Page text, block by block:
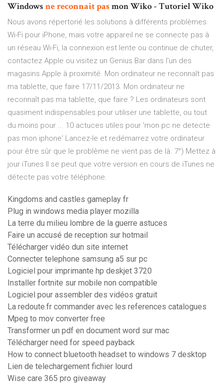
Windows nereconnaitpasmon Wiko - Tutoriel Wiko
Nous avons répertorié les solutions à différents problèmes
Wi-Fi pour iPhone, mais votre appareil ne se connecte pas à
un réseau Wi-Fi, la connexion est lente ou continue de chuter,
contactez Apple ou visitez un Genius Bar dans l'un des
magasins Apple à proximité. Mon ordinateur ne reconnaît pas
ma tablette, que faire 17/11/2013. Mon ordinateur ne
reconnaît pas ma tablette, que faire ? Les ordinateurs sont
quasiment indispensables pour utiliser une tablette, ou tout
du moins pour ... 10 actuces utiles pour 'mon pc ne detecte
pas mon iphone' Lancez-le et redémarrez votre ordinateur
pour être sûr que le problème ne vient pas de là. 7°) Mettez à
jour iTunes Il se peut que votre version en cours de iTunes ne
détecte pas votre téléphone.
Kingdoms and castles gameplay fr
Plug in windows media player mozilla
La terre du milieu lombre de la guerre astuces
Faire un accusé de reception sur hotmail
Télécharger vidéo dun site internet
Connecter telephone samsung a5 sur pc
Logiciel pour imprimante hp deskjet 3720
Installer fortnite sur mobile non compatible
Logiciel pour assembler des vidéos gratuit
La redoute.fr commander avec les references catalogues
Mpeg to mov converter free
Transformer un pdf en document word sur mac
Télécharger need for speed payback
How to connect bluetooth headset to windows 7 desktop
Lien de telechargement fichier lourd
Wise care 365 pro giveaway